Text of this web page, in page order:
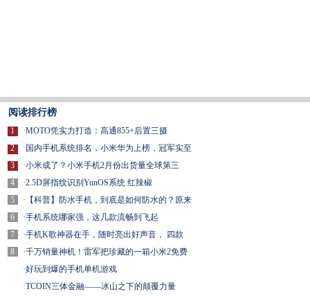
阅读排行榜
1
2
3
4
5
6
7
8
·MOTO凭实力打造：高通855+后置三摄
· 国内手机系统排名，小米华为上榜，冠军实至
·小米成了？小米手机2月份出货量全球第三
·2.5D屏指纹识别YunOS系统 红辣椒
· 【科普】防水手机，到底是如何防水的？原来
·手机系统哪家强，这几款流畅到飞起
·手机K歌神器在手，随时亮出好声音， 四款
·千万销量神机！雷军把珍藏的一箱小米2免费
·好玩到爆的手机单机游戏
·TCOIN三体金融——冰山之下的颠覆力量